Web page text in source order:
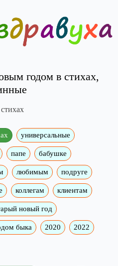
годом в стихах,
универсальные
папе бабушке
любимым подруге
коллегам клиентам
новый год
быка 2020 2022